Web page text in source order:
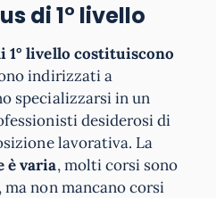
di 1° livello
1° livello costituiscono
indirizzati a
specializzarsi in un
desiderosi di
lavorativa. La
è varia, molti corsi sono
non mancano corsi